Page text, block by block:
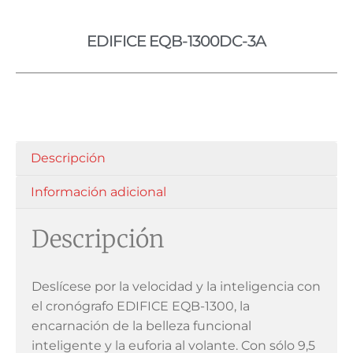
EDIFICE EQB-1300DC-3A
Descripción
Información adicional
Descripción
Deslícese por la velocidad y la inteligencia con
el cronógrafo EDIFICE EQB-1300, la
encarnación de la belleza funcional
inteligente y la euforia al volante. Con sólo 9,5